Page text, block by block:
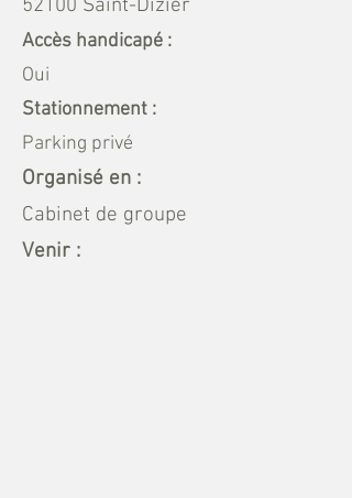
52100 Saint-Dizier
Accès handicapé :
Oui
Stationnement :
Parking privé
Organisé en :
Cabinet de groupe
Venir :